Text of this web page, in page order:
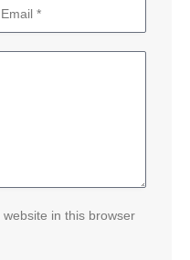
in this browser